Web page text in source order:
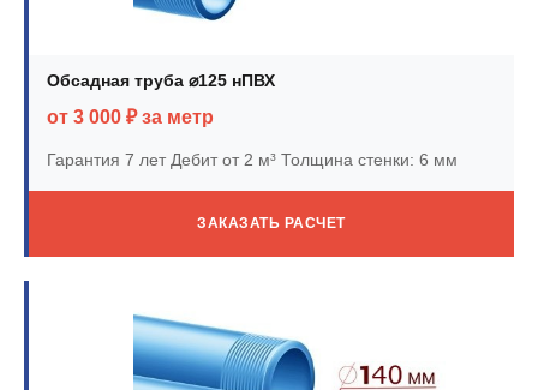
Обсадная труба ⌀125 нПВХ
от 3 000 ₽ за метр
Гарантия 7 летДебит от 2 м³ Толщина стенки: 6 мм
ЗАКАЗАТЬ РАСЧЕТ